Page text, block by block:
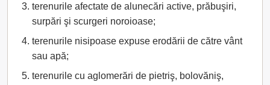
terenurile afectate de alunecări active, prăbuşiri,
surpări şi scurgeri noroioase;
terenurile nisipoase expuse erodării de către vânt
sau apă;
terenurile cu aglomerări de pietriş, bolovăniş,